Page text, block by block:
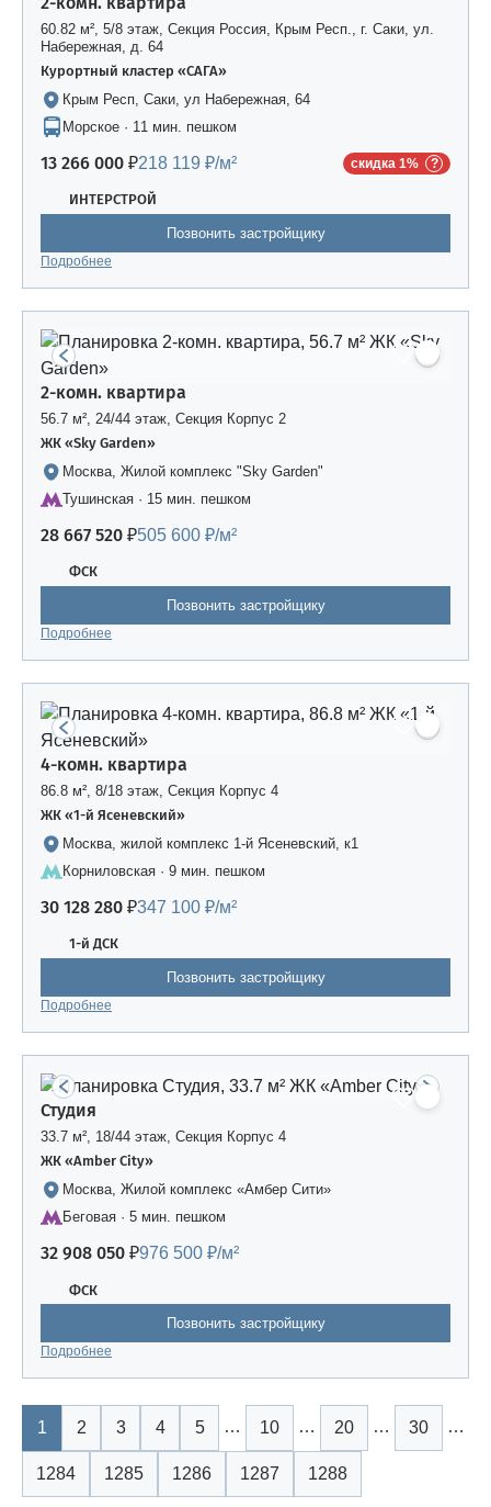
60.82 м², 5/8 этаж, Секция Россия, Крым Респ., г. Саки, ул.
Набережная, д. 64
Курортный кластер «САГА»
Крым Респ, Саки, ул Набережная, 64
Морское · 11 мин. пешком
13 266 000 ₽218 119 ₽/м² скидка 1%
ИНТЕРСТРОЙ
Позвонить застройщику
Подробнее
2-комн. квартира
56.7 м², 24/44 этаж, Секция Корпус 2
ЖК «Sky Garden»
Москва, Жилой комплекс "Sky Garden"
Тушинская · 15 мин. пешком
28 667 520 ₽505 600 ₽/м²
ФСК
Позвонить застройщику
Подробнее
4-комн. квартира
86.8 м², 8/18 этаж, Секция Корпус 4
ЖК «1-й Ясеневский»
Москва, жилой комплекс 1-й Ясеневский, к1
Корниловская · 9 мин. пешком
30 128 280 ₽347 100 ₽/м²
1-й ДСК
Позвонить застройщику
Подробнее
Студия
33.7 м², 18/44 этаж, Секция Корпус 4
ЖК «Amber Сity»
Москва, Жилой комплекс «Амбер Сити»
Беговая · 5 мин. пешком
32 908 050 ₽976 500 ₽/м²
ФСК
Позвонить застройщику
Подробнее
1 2 3 4 5 … 10 … 20 … 30 …
1284 1285 1286 1287 1288